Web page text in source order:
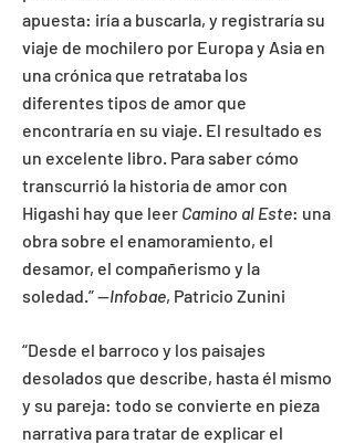
apuesta: iría a buscarla, y registraría su
viaje de mochilero por Europa y Asia en
una crónica que retrataba los
diferentes tipos de amor que
encontraría en su viaje. El resultado es
un excelente libro. Para saber cómo
transcurrió la historia de amor con
Higashi hay que leer Camino al Este: una
obra sobre el enamoramiento, el
desamor, el compañerismo y la
soledad.”—Infobae, Patricio Zunini
“Desde el barroco y los paisajes
desolados que describe, hasta él mismo
y su pareja: todo se convierte en pieza
narrativa para tratar de explicar el